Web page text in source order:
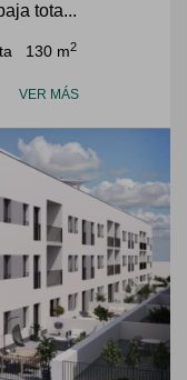
tota...
130 m2
VER MÁS